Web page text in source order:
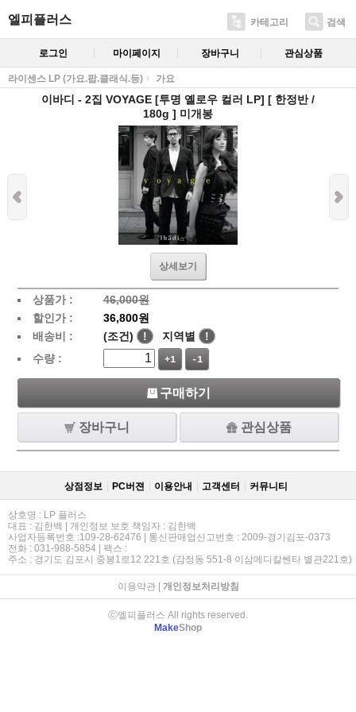
엘피플러스 카테고리 검색
로그인 마이페이지 장바구니 관심상품
라이센스 LP (가요.팝.클래식.등) 가요
이바디 - 2집 VOYAGE [투명 옐로우 컬러 LP] [ 한정반 /
180g ] 미개봉
상세보기
상품가 :
46,000원
할인가 :
36,800원
배송비 :
(조건) ! 지역별
!
수량 :
+1 -1
구매하기
장바구니 관심상품
상점정보 PC버젼 이용안내 고객센터 커뮤니티
상호명 : LP 플러스
대표 : 김한백 | 개인정보 보호 책임자 : 김한백
사업자등록번호 :109-28-62476 | 통신판매업신고번호 : 2009-경기김포-0373
전화 : 031-988-5854 | 팩스 :
주소 : 경기도 김포시 중봉1로12 221호 (감정동 551-8 이삼메디칼쎈타 별관221호)
이용약관| 개인정보처리방침
ⓒ엘피플러스 All rights reserved.
MakeShop